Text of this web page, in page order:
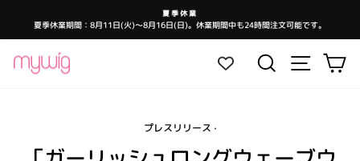
テ
ス
止
し
す
夏季休業
夏季休業期間：8月11日(火)～8月16日(日)。休業期間中も24時間注文可能です。
検索 サイトカ
プレスリリース ·